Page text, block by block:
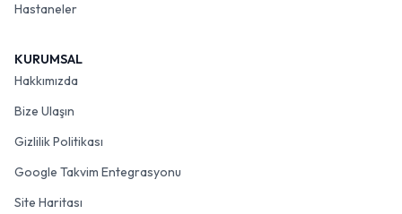
Hastaneler
KURUMSAL
Hakkımızda
Bize Ulaşın
Gizlilik Politikası
Google Takvim Entegrasyonu
Site Haritası